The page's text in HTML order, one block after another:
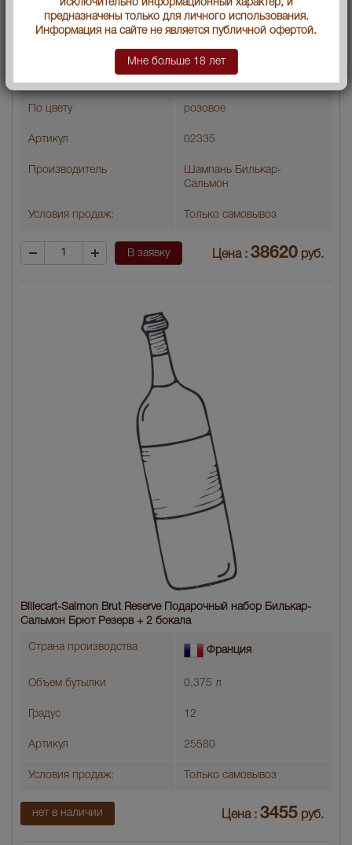
Градус 12
брют
Год производства 2012
По цвету розовое
Артикул 02335
Производитель
Шампань Билькар-
Сальмон
Условия продаж: Только самовывоз
В заявку Цена : 38620 руб.
Billecart-Salmon Brut Reserve Подарочный набор Билькар-
Сальмон Брют Резерв + 2 бокала
Страна производства Франция
Объем бутылки 0.375 л
Градус 12
Артикул 25580
Условия продаж: Только самовывоз
нет в наличии Цена : 3455 руб.
исключительно информационный характер, и
предназначены только для личного использования.
Информация на сайте не является публичной офертой.
Мне больше 18 лет